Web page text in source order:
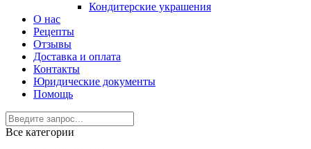
Кондитерские украшения
О нас
Рецепты
Отзывы
Доставка и оплата
Контакты
Юридические документы
Помощь
Все категории